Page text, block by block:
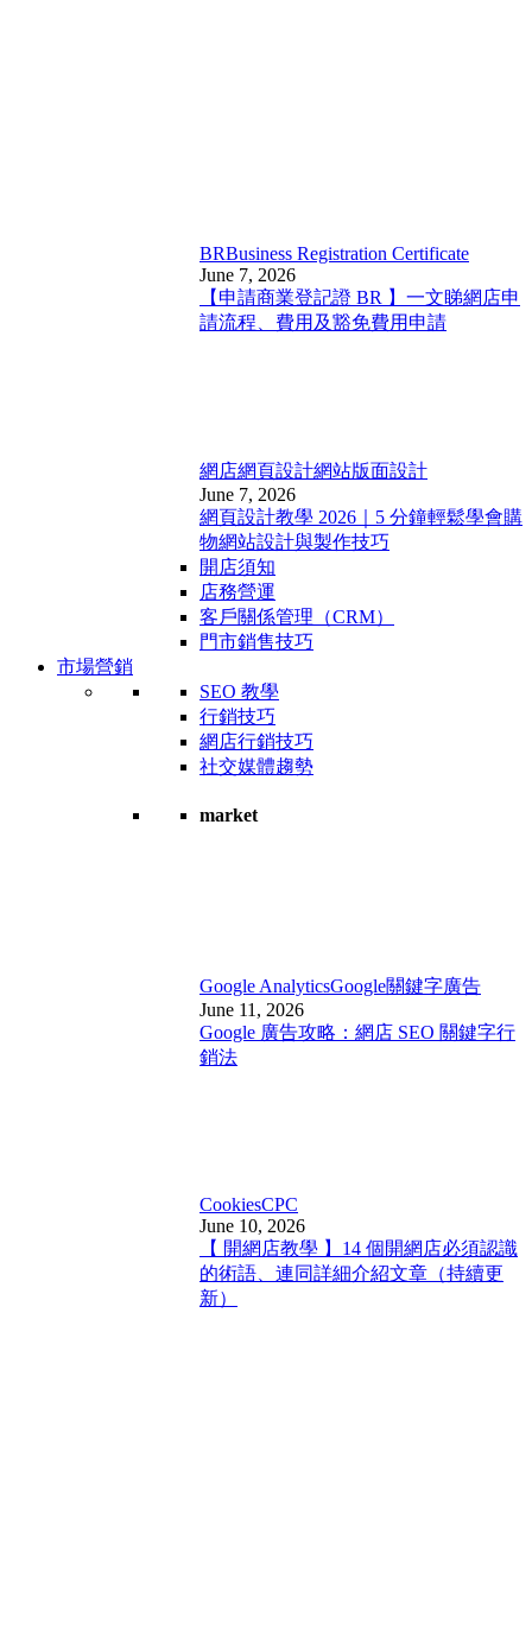
BRBusiness Registration Certificate
June 7, 2026
【申請商業登記證 BR 】一文睇網店申
請流程、費用及豁免費用申請
網店網頁設計網站版面設計
June 7, 2026
網頁設計教學 2026｜5 分鐘輕鬆學會購
物網站設計與製作技巧
開店須知
店務營運
客戶關係管理（CRM）
門市銷售技巧
市場營銷
SEO 教學
行銷技巧
網店行銷技巧
社交媒體趨勢
market
Google AnalyticsGoogle關鍵字廣告
June 11, 2026
Google 廣告攻略：網店 SEO 關鍵字行
銷法
CookiesCPC
June 10, 2026
【 開網店教學 】14 個開網店必須認識
的術語、連同詳細介紹文章（持續更
新）